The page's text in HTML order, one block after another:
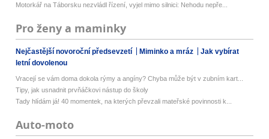
Motorkář na Táborsku nezvládl řízení, vyjel mimo silnici: Nehodu nepře...
Pro ženy a maminky
Nejčastější novoroční předsevzetí Miminko a mráz
Jak vybírat
letní dovolenou
Vracejí se vám doma dokola rýmy a angíny? Chyba může být v zubním kart...
Tipy, jak usnadnit prvňáčkovi nástup do školy
Tady hlídám já! 40 momentek, na kterých převzali mateřské povinnosti k...
Auto-moto